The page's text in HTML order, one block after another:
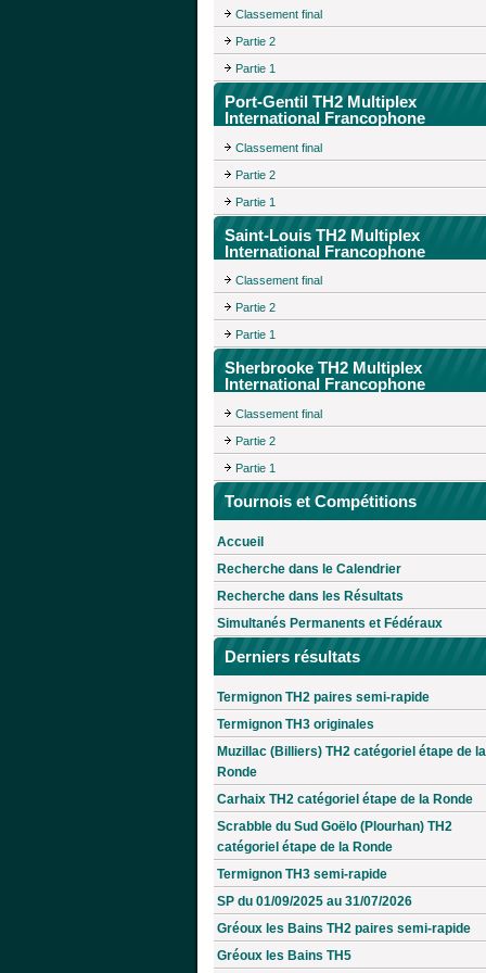
Classement final
Partie 2
Partie 1
Port-Gentil TH2 Multiplex
International Francophone
Classement final
Partie 2
Partie 1
Saint-Louis TH2 Multiplex
International Francophone
Classement final
Partie 2
Partie 1
Sherbrooke TH2 Multiplex
International Francophone
Classement final
Partie 2
Partie 1
Tournois et Compétitions
Accueil
Recherche dans le Calendrier
Recherche dans les Résultats
Simultanés Permanents et Fédéraux
Derniers résultats
Termignon TH2 paires semi-rapide
Termignon TH3 originales
Muzillac (Billiers) TH2 catégoriel étape de la
Ronde
Carhaix TH2 catégoriel étape de la Ronde
Scrabble du Sud Goëlo (Plourhan) TH2
catégoriel étape de la Ronde
Termignon TH3 semi-rapide
SP du 01/09/2025 au 31/07/2026
Gréoux les Bains TH2 paires semi-rapide
Gréoux les Bains TH5